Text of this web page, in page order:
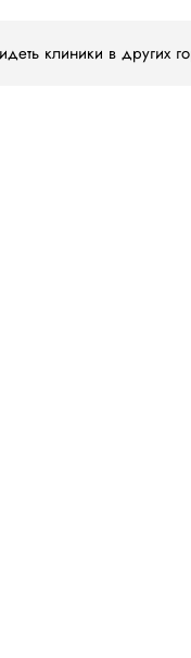
клиники в других